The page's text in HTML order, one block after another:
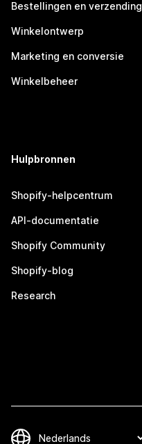
Bestellingen en verzending
Winkelontwerp
Marketing en conversie
Winkelbeheer
Hulpbronnen
Shopify-helpcentrum
API-documentatie
Shopify Community
Shopify-blog
Research